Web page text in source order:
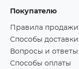
Покупателю
Правила
Способы доставки
Вопросы и ответы
Способы оплаты